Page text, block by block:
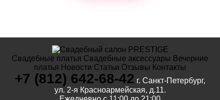
Свадебные платья Свадебные аксессуары Вечерние
платья Новости Статьи Отзывы Контакты
+7 (812) 642-68-42 г. Санкт-Петербург,
ул. 2-я Красноармейская, д.11.